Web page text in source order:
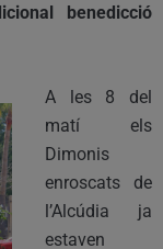
benedicció
A les 8 del
matí els
Dimonis
enroscats de
l’Alcúdia ja
estaven